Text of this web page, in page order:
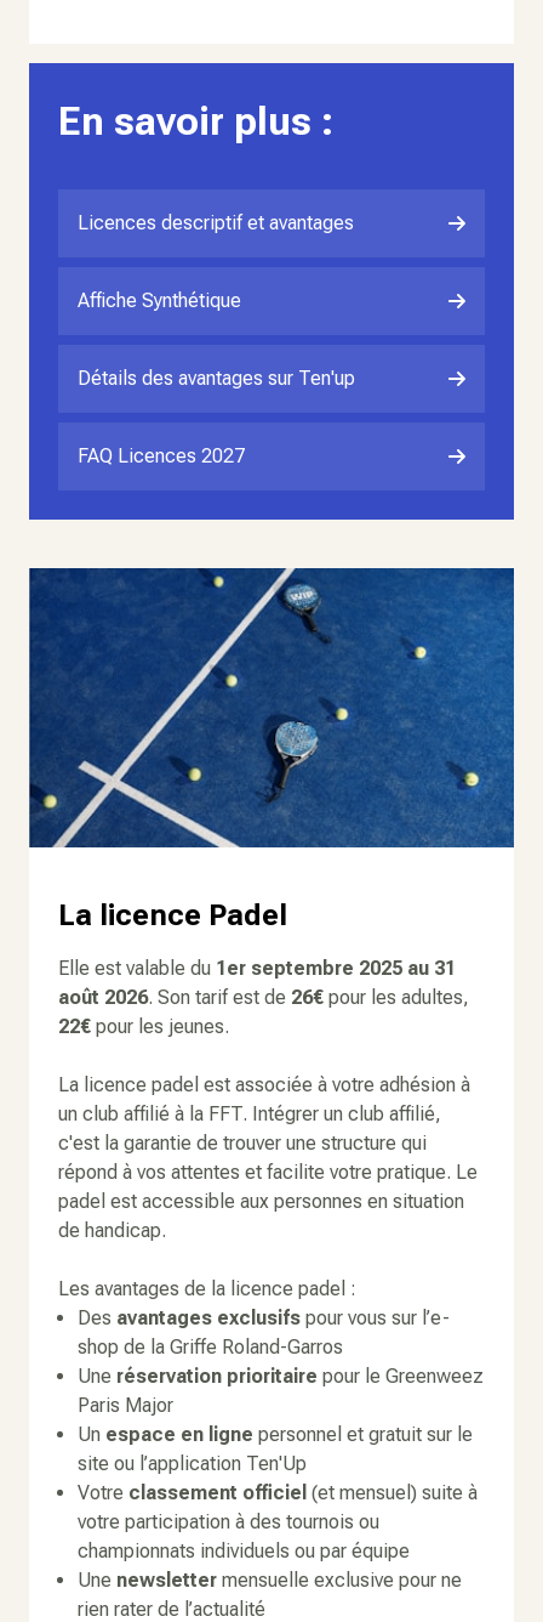
En savoir plus :
Licences descriptif et avantages
Affiche Synthétique
Détails des avantages sur Ten'up
FAQ Licences 2027
La licence Padel
Elle est valable du 1er septembre 2025 au 31
août 2026. Son tarif est de 26€ pour les adultes,
22€ pour les jeunes.
La licence padel est associée à votre adhésion à
un club affilié à la FFT. Intégrer un club affilié,
c'est la garantie de trouver une structure qui
répond à vos attentes et facilite votre pratique. Le
padel est accessible aux personnes en situation
de handicap.
Les avantages de la licence padel :
Des avantages exclusifs pour vous sur l’e-
shop de la Griffe Roland-Garros
Une réservation prioritaire pour le Greenweez
Paris Major
Un espace en ligne personnel et gratuit sur le
site ou l’application Ten'Up
Votre classement officiel (et mensuel) suite à
votre participation à des tournois ou
championnats individuels ou par équipe
Une newsletter mensuelle exclusive pour ne
rien rater de l’actualité